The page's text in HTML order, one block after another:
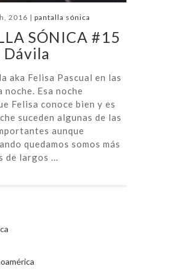
2016 | pantalla sónica
SÓNICA #15
aka Felisa Pascual en las
noche. Esa noche
Felisa conoce bien y es
suceden algunas de las
aunque
quedamos somos más
de largos ...